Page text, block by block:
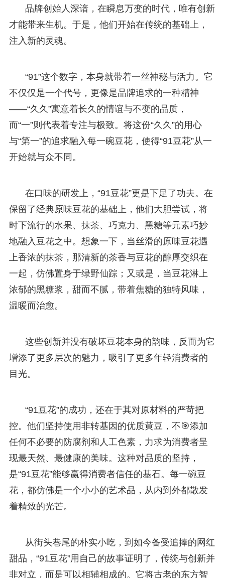
品牌创始人深谙，在瞬息万变的时代，唯有创新
才能带来生机。于是，他们开始在传统的基础上，
注入新的灵魂。
“91”这个数字，本身就带着一丝神秘与活力。它
不仅仅是一个代号，更像是品牌追求的一种精神
——“久久”寓意着长久的情谊与不变的品质，
而“一”则代表着专注与极致。将这份“久久”的用心
与“第一”的追求融入每一碗豆花，使得“91豆花”从一
开始就与众不同。
在口味的研发上，“91豆花”更是下足了功夫。在
保留了经典原味豆花的基础上，他们大胆尝试，将
时下流行的水果、抹茶、巧克力、黑糖等元素巧妙
地融入豆花之中。想象一下，当丝滑的原味豆花遇
上香浓的抹茶，那清新的茶香与豆花的醇厚交织在
一起，仿佛置身于绿野仙踪；又或是，当豆花淋上
浓郁的黑糖浆，甜而不腻，带着焦糖的独特风味，
温暖而治愈。
这些创新并没有破坏豆花本身的韵味，反而为它
增添了更多层次的魅力，吸引了更多年轻消费者的
目光。
“91豆花”的成功，还在于其对原材料的严苛把
控。他们坚持使用非转基因的优质黄豆，不🎯添加
任何不必要的防腐剂和人工色素，力求为消费者呈
现最天然、最健康的美味。这种对品质的坚持，
是“91豆花”能够赢得消费者信任的基石。每一碗豆
花，都仿佛是一个小小的艺术品，从内到外都散发
着精致的光芒。
从街头巷尾的朴实小吃，到如今备受追捧的网红
甜品，“91豆花”用自己的故事证明了，传统与创新并
非对立，而是可以相辅相成的。它将古老的东方智